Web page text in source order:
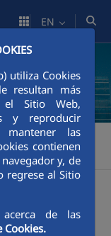
utiliza Cookies
resultan más
el Sitio Web,
y reproducir
las
contienen
y, de
regrese al Sitio
de las
Cookies.
EN
> Where we